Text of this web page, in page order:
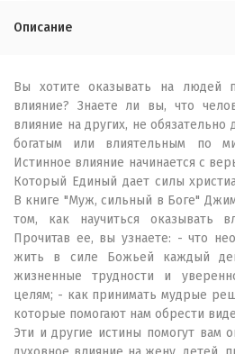
Описание
Вы хотите оказывать на людей
влияние? Знаете ли вы, что
влияние на других, не
богатым или влиятельным по
Истинное влияние начинается с
Который Единый дает силы
В книге "Муж, сильный в Боге"
том, как научиться оказывать
Прочитав ее, вы узнаете: - что
жить в силе Божьей каждый
жизненные трудности и
целям; - как принимать мудрые
которые помогают нам обрести
Эти и другие истины помогут вам